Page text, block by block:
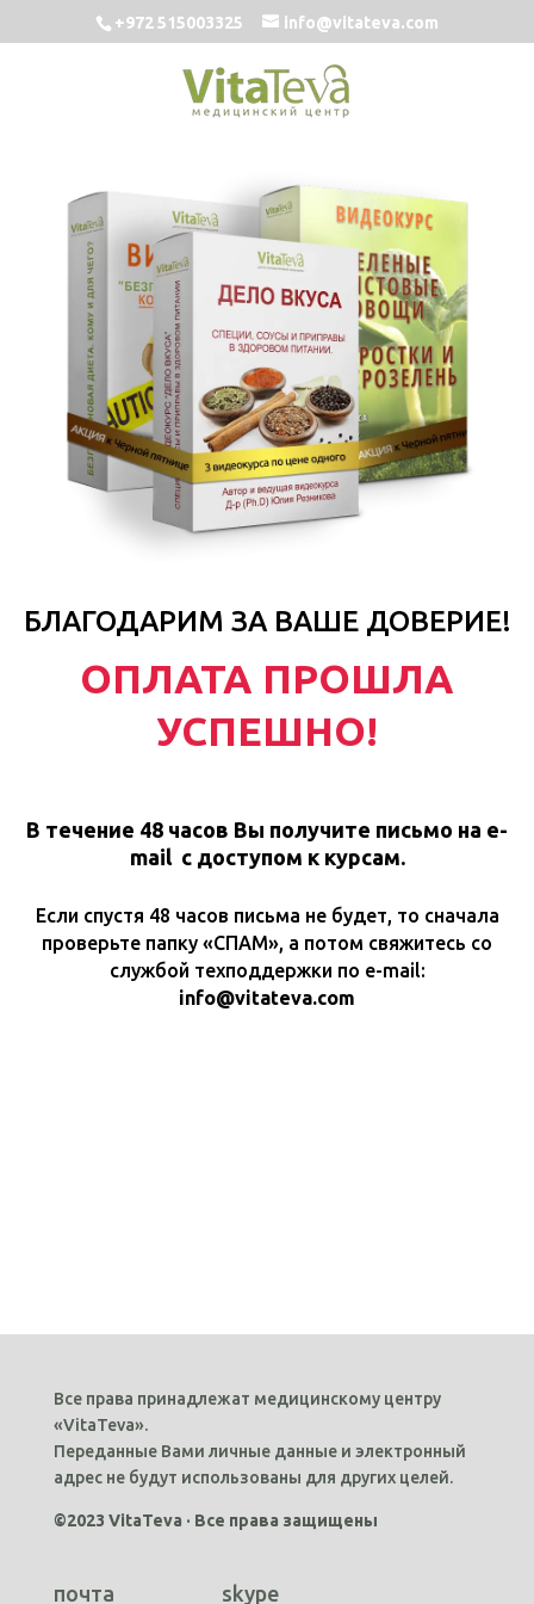
+972 515003325 info@vitateva.com
БЛАГОДАРИМ ЗА ВАШЕ ДОВЕРИЕ!
ОПЛАТА ПРОШЛА
УСПЕШНО!
В течение 48 часов Вы получите письмо на e-
mailс доступом к курсам.
Если спустя 48 часов письма не будет, то сначала
проверьте папку «СПАМ», а потом свяжитесь со
службой техподдержки по e-mail:
info@vitateva.com
Все права принадлежат медицинскому центру
«VitaTeva».
Переданные Вами личные данные и электронный
адрес не будут использованы для других целей.
©2023 VitaTeva · Все права защищены
почта skype